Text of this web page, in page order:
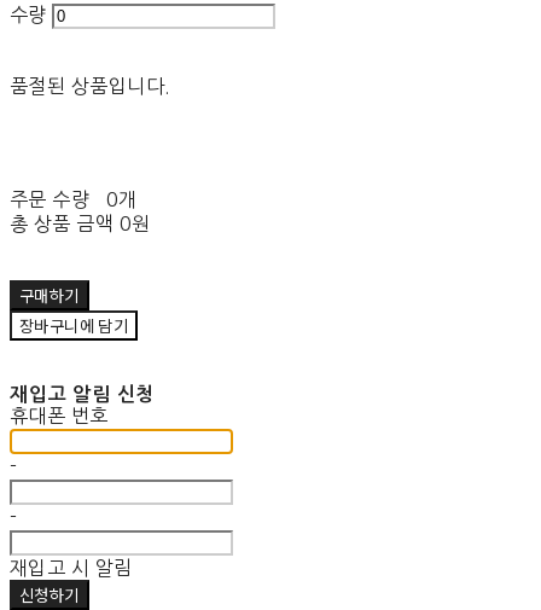
수량
품절된 상품입니다.
주문 수량
0개
총 상품 금액 0원
구매하기
장바구니에 담기
재입고 알림 신청
휴대폰 번호
-
-
재입고 시 알림
신청하기